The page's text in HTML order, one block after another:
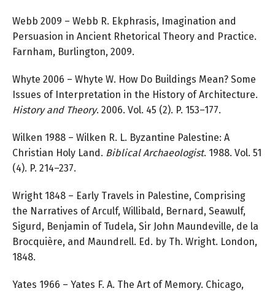
Webb 2009 – Webb R. Ekphrasis, Imagination and
Persuasion in Ancient Rhetorical Theory and Practice.
Farnham, Burlington, 2009.
Whyte 2006 – Whyte W. How Do Buildings Mean? Some
Issues of Interpretation in the History of Architecture.
History and Theory. 2006. Vol. 45 (2). P. 153–177.
Wilken 1988 – Wilken R. L. Byzantine Palestine: A
Christian Holy Land. Biblical Archaeologist. 1988. Vol. 51
(4). P. 214–237.
Wright 1848 – Early Travels in Palestine, Comprising
the Narratives of Arculf, Willibald, Bernard, Seawulf,
Sigurd, Benjamin of Tudela, Sir John Maundeville, de la
Brocquière, and Maundrell. Ed. by Th. Wright. London,
1848.
Yates 1966 – Yates F. A. The Art of Memory. Chicago,